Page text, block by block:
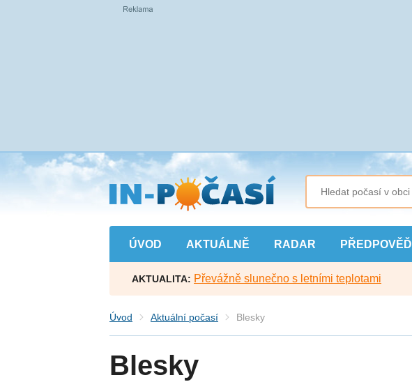
Přejít
na
hlavní
obsah
ÚVOD AKTUÁLNĚ RADAR PŘEDPOVĚĎ
AKTUALITA: Převážně slunečno s letními teplotami
Úvod Aktuální počasí Blesky
Blesky